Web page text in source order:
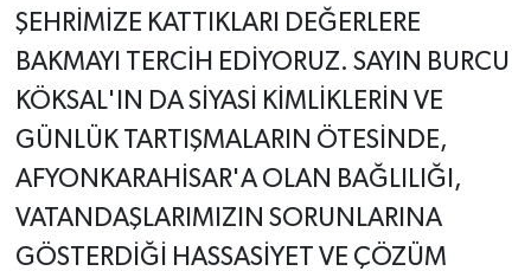
ŞEHRİMİZE KATTIKLARI DEĞERLERE
BAKMAYI TERCİH EDİYORUZ. SAYIN BURCU
KÖKSAL'IN DA SİYASİ KİMLİKLERİN VE
GÜNLÜK TARTIŞMALARIN ÖTESİNDE,
AFYONKARAHİSAR'A OLAN BAĞLILIĞI,
VATANDAŞLARIMIZIN SORUNLARINA
GÖSTERDİĞİ HASSASİYET VE ÇÖZÜM